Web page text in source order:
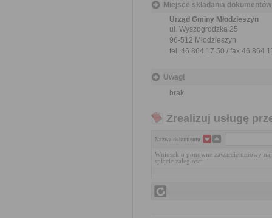
Miejsce składania dokumentów
Urząd Gminy Młodzieszyn
ul. Wyszogrodzka 25
96-512 Młodzieszyn
tel. 46 864 17 50 / fax 46 864
Uwagi
brak
Zrealizuj usługę
Nazwa dokumentu
Wniosek o ponowne zawarcie umowy
spłacie zaległości